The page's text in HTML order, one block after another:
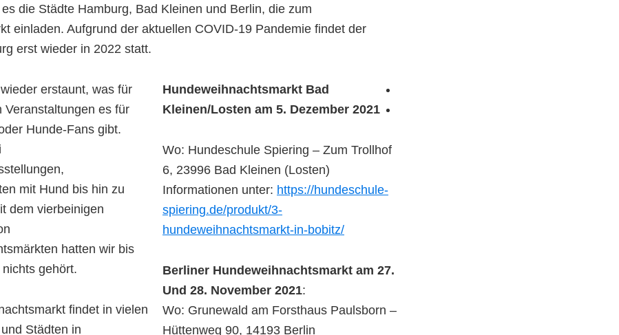
die Städte Hamburg, Bad Kleinen und Berlin, die zum
einladen. Aufgrund der aktuellen COVID-19 Pandemie findet der
erst wieder in 2022 statt.
erstaunt, was für
Veranstaltungen es für
Hunde-Fans gibt.
mit Hund bis hin zu
dem vierbeinigen
hatten wir bis
gehört.
findet in vielen
Städten in
Hundeweihnachtsmarkt Bad
Kleinen/Losten am 5. Dezember 2021
Wo: Hundeschule Spiering – Zum Trollhof
6, 23996 Bad Kleinen (Losten)
Informationen unter: https://hundeschule-
spiering.de/produkt/3-
hundeweihnachtsmarkt-in-bobitz/
Berliner Hundeweihnachtsmarkt am 27.
Und 28. November 2021:
Wo: Grunewald am Forsthaus Paulsborn –
Hüttenweg 90, 14193 Berlin